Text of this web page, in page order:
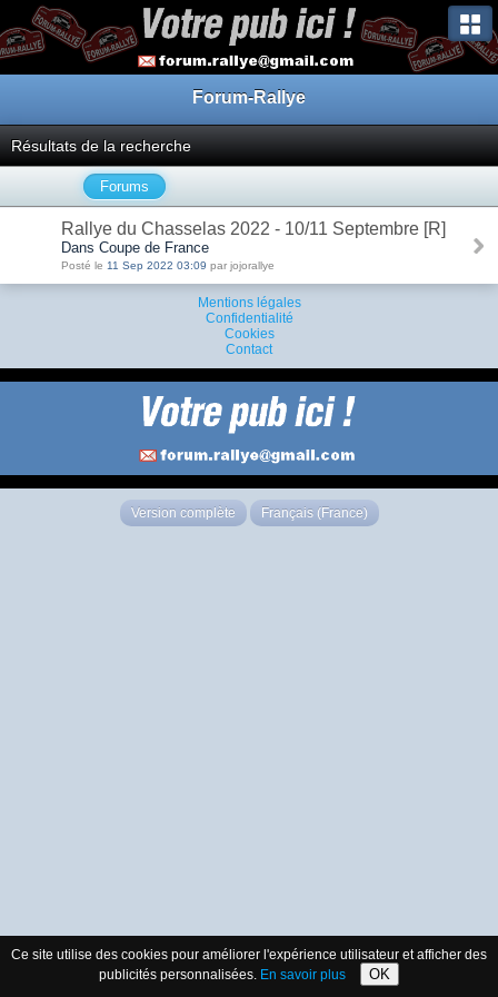
Forum-Rallye
Résultats de la recherche
Forums
Rallye du Chasselas 2022 - 10/11 Septembre [R]
Dans Coupe de France
Posté le 11 Sep 2022 03:09 par jojorallye
Mentions légales
Confidentialité
Cookies
Contact
Version complète Français (France)
Ce site utilise des cookies pour améliorer l'expérience utilisateur et afficher des
publicités personnalisées. En savoir plus OK